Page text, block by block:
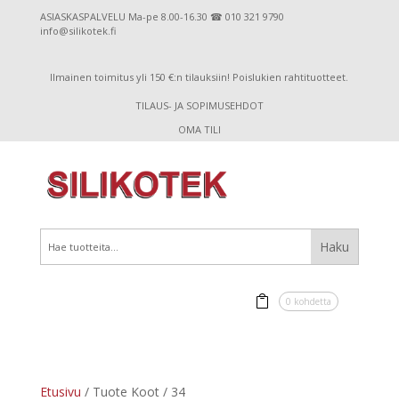
ASIASKASPALVELU Ma-pe 8.00-16.30 ☎ 010 321 9790
info@silikotek.fi
Ilmainen toimitus yli 150 €:n tilauksiin! Poislukien rahtituotteet.
TILAUS- JA SOPIMUSEHDOT
OMA TILI
0 kohdetta
Etusivu / Tuote Koot / 34